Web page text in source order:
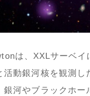
は、XXLサーベイ
動銀河核を観測し
銀河やブラックホ